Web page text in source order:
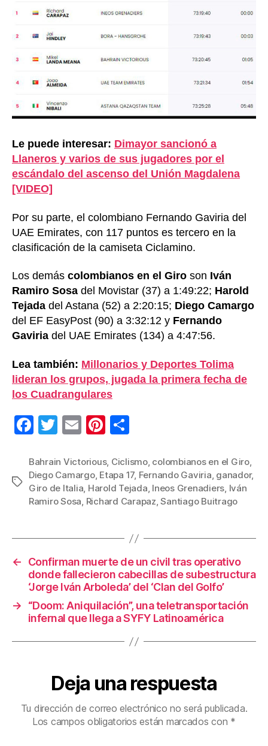
Le puede interesar: Dimayor sancionó a
Llaneros y varios de sus jugadores por el
escándalo del ascenso del Unión Magdalena
[VIDEO]
Por su parte, el colombiano Fernando Gaviria del
UAE Emirates, con 117 puntos es tercero en la
clasificación de la camiseta Ciclamino.
Los demás colombianos en el Giro son Iván
Ramiro Sosa del Movistar (37) a 1:49:22; Harold
Tejada del Astana (52) a 2:20:15; Diego Camargo
del EF EasyPost (90) a 3:32:12 y Fernando
Gaviria del UAE Emirates (134) a 4:47:56.
Lea también: Millonarios y Deportes Tolima
lideran los grupos, jugada la primera fecha de
los Cuadrangulares
F
c
e
b
o
k
T
tt
er
E
ail
Pi
er
e
st
m
p
ar
Etiquetas
Bahrain Victorious, Ciclismo, colombianos en el Giro,
Diego Camargo, Etapa 17, Fernando Gaviria, ganador,
Giro de Italia, Harold Tejada, Ineos Grenadiers, Iván
Ramiro Sosa, Richard Carapaz,Santiago Buitrago
←
Confirman muerte de un civil tras operativo
donde fallecieron cabecillas de subestructura
‘Jorge Iván Arboleda’ del ‘Clan del Golfo’
→
“Doom: Aniquilación”, una teletransportación
infernal que llega a SYFY Latinoamérica
Deja una respuesta
Tu dirección de correo electrónico no será publicada.
Los campos obligatorios están marcados con *